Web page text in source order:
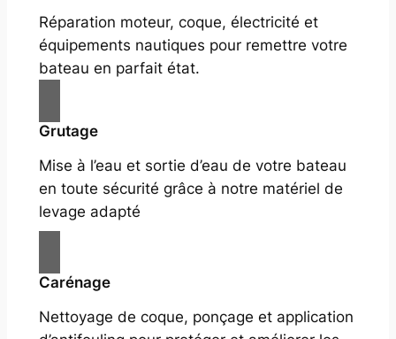
Réparation moteur, coque, électricité et
équipements nautiques pour remettre votre
bateau en parfait état.
Grutage
Mise à l’eau et sortie d’eau de votre bateau
en toute sécurité grâce à notre matériel de
levage adapté
Carénage
Nettoyage de coque, ponçage et application